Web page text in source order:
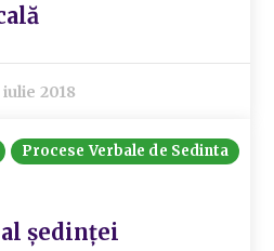
iulie 2018
Procese Verbale de Sedinta
ședinței